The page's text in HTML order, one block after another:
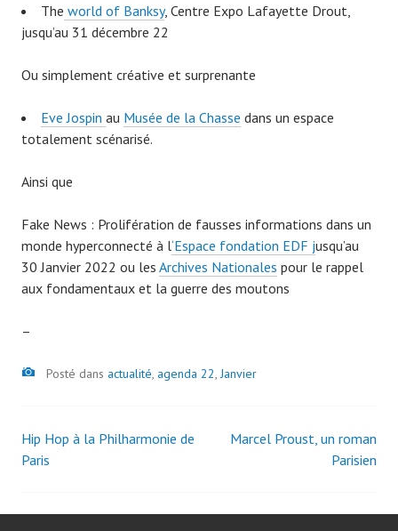
The world of Banksy, Centre Expo Lafayette Drout,
jusqu’au 31 décembre 22
Ou simplement créative et surprenante
Eve Jospin au Musée de la Chasse dans un espace
totalement scénarisé.
Ainsi que
Fake News : Prolifération de fausses informations dans un
monde hyperconnecté à l‘Espace fondation EDF jusqu’au
30 Janvier 2022 ou les Archives Nationales pour le rappel
aux fondamentaux et la guerre des moutons
–
Image
Posté dans actualité, agenda 22,Janvier
Navigation
Hip Hop à la Philharmonie de
Paris
Marcel Proust, un roman
Parisien